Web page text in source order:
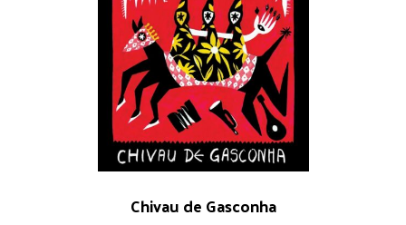
Chivau de Gasconha